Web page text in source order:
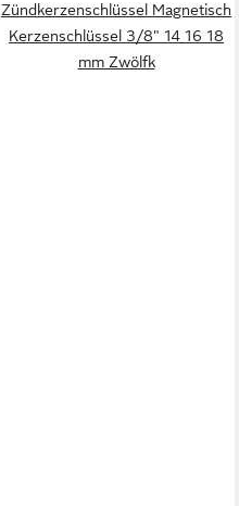
Zündkerzenschlüssel Magnetisch
Kerzenschlüssel 3/8" 14 16 18
mm Zwölfk